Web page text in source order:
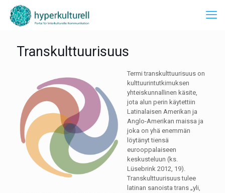
Transkulttuurisuus
Termi transkulttuurisuus on
kulttuurintutkimuksen
yhteiskunnallinen käsite,
jota alun perin käytettiin
Latinalaisen Amerikan ja
Anglo-Amerikan maissa ja
joka on yhä enemmän
löytänyt tiensä
eurooppalaiseen
keskusteluun (ks.
Lüsebrink 2012, 19).
Transkulttuurisuus tulee
latinan sanoista trans „yli,